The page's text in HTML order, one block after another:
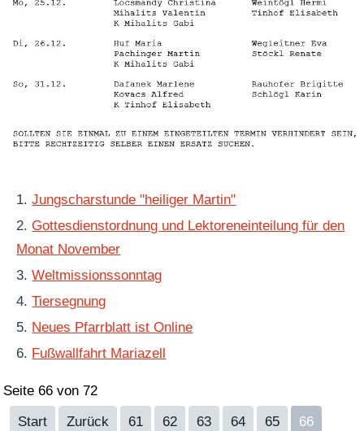
Jungscharstunde "heiliger Martin"
Gottesdienstordnung und Lektoreneinteilung für den
Monat November
Weltmissionssonntag
Tiersegnung
Neues Pfarrblatt ist Online
Fußwallfahrt Mariazell
Seite 66 von 72
Start
Zurück 61 62 63 64 65 66